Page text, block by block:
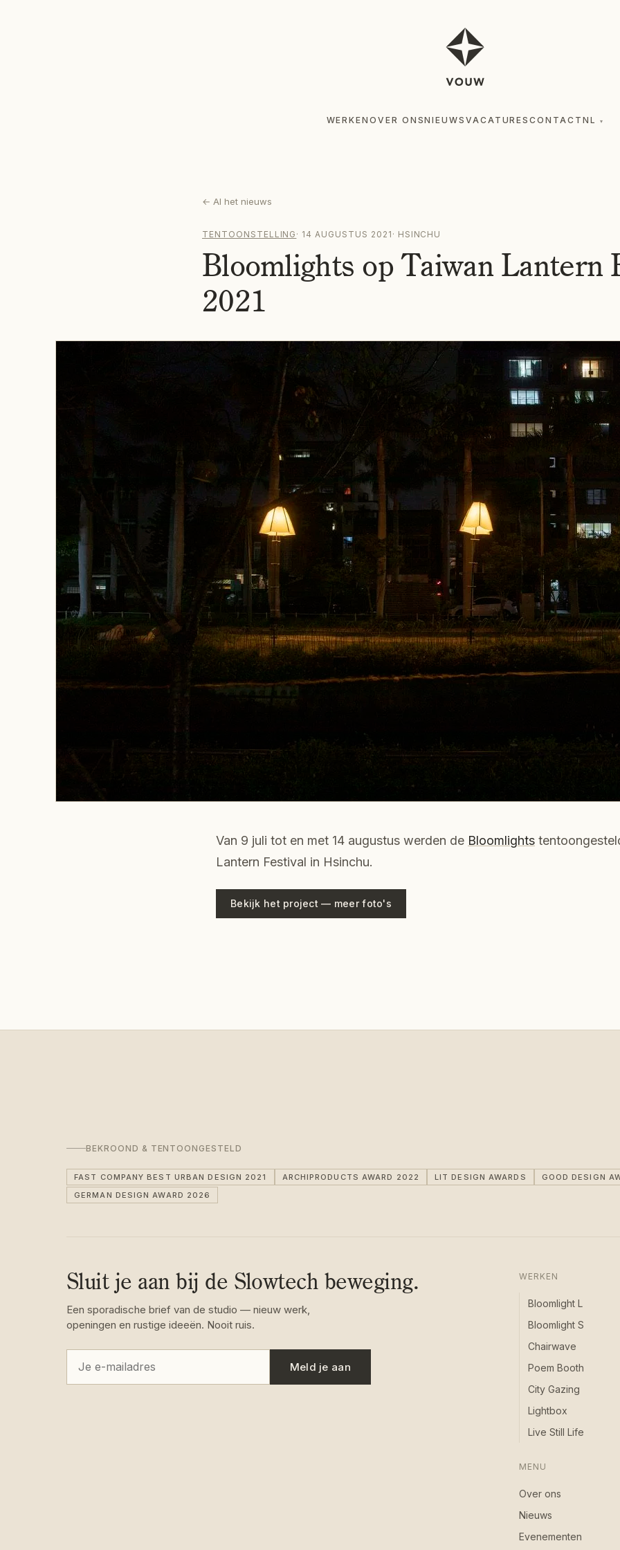
WERKENOVER ONSNIEUWS VACATURESCONTACT NL ▾
← Al het nieuws
TENTOONSTELLING · 14 AUGUSTUS 2021 · HSINCHU
Bloomlights op Taiwan Lantern
2021
Van 9 juli tot en met 14 augustus werden de Bloomlights
Lantern Festival in Hsinchu.
Bekijk het project — meer foto's
BEKROOND & TENTOONGESTELD
FAST COMPANY BEST URBAN DESIGN 2021 ARCHIPRODUCTS AWARD 2022 LIT DESIGN AWARDS GOOD DESIGN
GERMAN DESIGN AWARD 2026
Sluit je aan bij de Slowtech beweging.
Een sporadische brief van de studio — nieuw werk,
openingen en rustige ideeën. Nooit ruis.
Meld je aan
WERKEN
Bloomlight L
Bloomlight S
Chairwave
Poem Booth
City Gazing
Lightbox
Live Still Life
MENU
Over ons
Nieuws
Evenementen